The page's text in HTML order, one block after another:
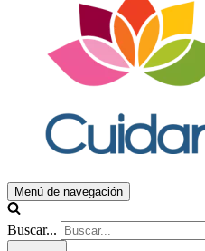
Menú de navegación
Buscar...